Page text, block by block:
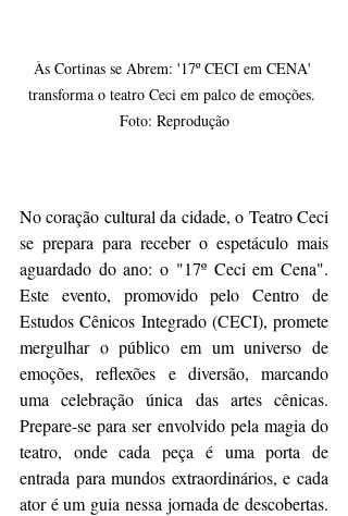
Às Cortinas se Abrem: '17º CECI em CENA'
transforma o teatro Ceci em palco de emoções.
Foto: Reprodução
No coração cultural da cidade, o Teatro Ceci
se prepara para receber o espetáculo mais
aguardado do ano: o "17º Ceci em Cena".
Este evento, promovido pelo Centro de
Estudos Cênicos Integrado (CECI), promete
mergulhar o público em um universo de
emoções, reflexões e diversão, marcando
uma celebração única das artes cênicas.
Prepare-se para ser envolvido pela magia do
teatro, onde cada peça é uma porta de
entrada para mundos extraordinários, e cada
ator é um guia nessa jornada de descobertas.